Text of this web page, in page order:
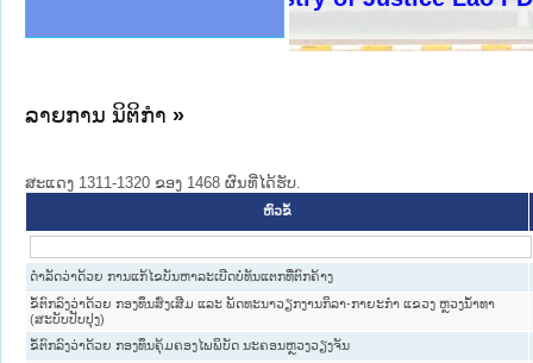
າຊົນ ພາກເໜືອ
ການ
ກາງ
ໃຕ້
ຕຳຫຼວດປະຊາຊົນ
ສັນຕິບານປະຊາຊົນ
ກເໜືອ
າຊົນ ພາກກາງ
ລາຍການ ນິຕິກໍາ »
ສະແດງ 1311-1320 ຂອງ 1468 ຜົນທີ່ໄດ້ຮັບ.
ຫົວຂໍ້
ດຳລັດວ່າດ້ວຍ ການແກ້ໄຂບັນຫາລະເບີດບໍ່ທັນແຕກທີ່ຕົກຄ້າງ
ຂໍ້ຕົກລົງວ່າດ້ວຍ ກອງທຶນສົ່ງເສີມ ແລະ ພັດທະນາວຽກງານກິລາ-ກາຍະກຳ ແຂວງ ຫຼວງນ້ຳທາ
(ສະບັບປັບປຸງ)
ຂໍ້ຕົກລົງວ່າດ້ວຍ ກອງທຶນຄຸ້ມຄອງໄພພິບັດ ນະຄອນຫຼວງວຽງຈັນ